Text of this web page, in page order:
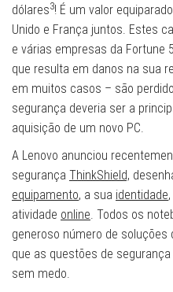
dólares3! É um valor
Unido e França juntos. Estes
e várias empresas da Fortune
que resulta em danos na sua
em muitos casos – são
segurança deveria ser a
aquisição de um novo PC.
A Lenovo anunciou
segurança ThinkShield,
equipamento, a sua identidade
atividade online. Todos os
generoso número de
que as questões de
sem medo.